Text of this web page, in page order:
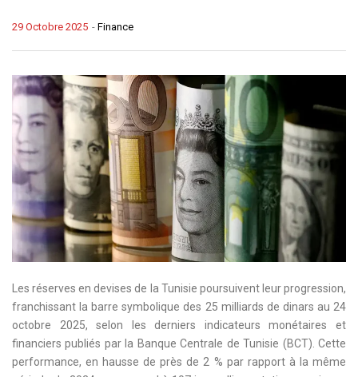
- Finance
29 Octobre 2025
Les réserves en devises de la Tunisie poursuivent leur progression,
franchissant la barre symbolique des 25 milliards de dinars au 24
octobre 2025, selon les derniers indicateurs monétaires et
financiers publiés par la Banque Centrale de Tunisie (BCT). Cette
performance, en hausse de près de 2 % par rapport à la même